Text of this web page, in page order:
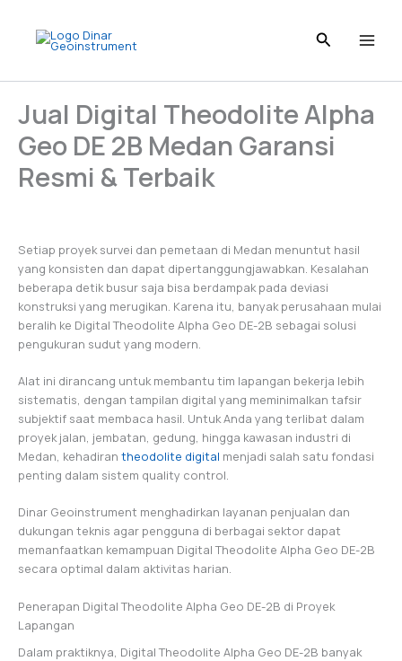
content
Jual Digital Theodolite Alpha
Geo DE 2B Medan Garansi
Resmi & Terbaik
Setiap proyek survei dan pemetaan di Medan menuntut hasil
yang konsisten dan dapat dipertanggungjawabkan. Kesalahan
beberapa detik busur saja bisa berdampak pada deviasi
konstruksi yang merugikan. Karena itu, banyak perusahaan mulai
beralih ke Digital Theodolite Alpha Geo DE-2B sebagai solusi
pengukuran sudut yang modern.
Alat ini dirancang untuk membantu tim lapangan bekerja lebih
sistematis, dengan tampilan digital yang meminimalkan tafsir
subjektif saat membaca hasil. Untuk Anda yang terlibat dalam
proyek jalan, jembatan, gedung, hingga kawasan industri di
Medan, kehadiran theodolite digital menjadi salah satu fondasi
penting dalam sistem quality control.
Dinar Geoinstrument menghadirkan layanan penjualan dan
dukungan teknis agar pengguna di berbagai sektor dapat
memanfaatkan kemampuan Digital Theodolite Alpha Geo DE-2B
secara optimal dalam aktivitas harian.
Penerapan Digital Theodolite Alpha Geo DE-2B di Proyek
Lapangan
Dalam praktiknya, Digital Theodolite Alpha Geo DE-2B banyak